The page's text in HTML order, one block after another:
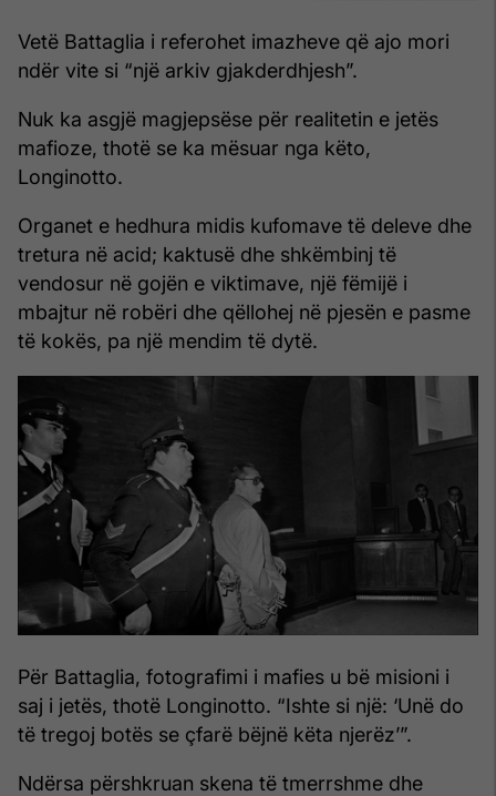
Vetë Battaglia i referohet imazheve që ajo mori
ndër vite si “një arkiv gjakderdhjesh”.
Nuk ka asgjë magjepsëse për realitetin e jetës
mafioze, thotë se ka mësuar nga këto,
Longinotto.
Organet e hedhura midis kufomave të deleve dhe
tretura në acid; kaktusë dhe shkëmbinj të
vendosur në gojën e viktimave, një fëmijë i
mbajtur në robëri dhe qëllohej në pjesën e pasme
të kokës, pa një mendim të dytë.
Për Battaglia, fotografimi i mafies u bë misioni i
saj i jetës, thotë Longinotto. “Ishte si një: ‘Unë do
të tregoj botës se çfarë bëjnë këta njerëz’”.
Ndërsa përshkruan skena të tmerrshme dhe